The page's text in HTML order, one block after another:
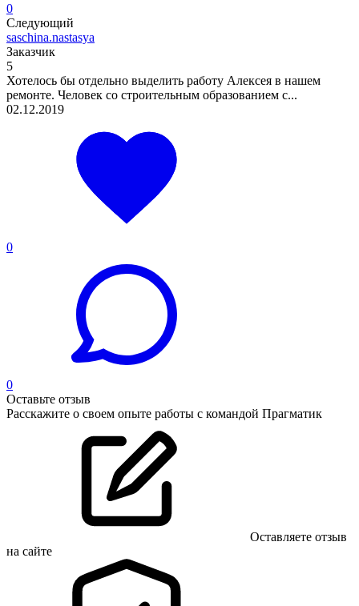
0
Следующий
saschina.nastasya
Заказчик
5
Хотелось бы отдельно выделить работу Алексея в нашем
ремонте. Человек со строительным образованием с...
02.12.2019
0
0
Оставьте отзыв
Расскажите о своем опыте работы с командой Прагматик
Оставляете отзыв
на сайте